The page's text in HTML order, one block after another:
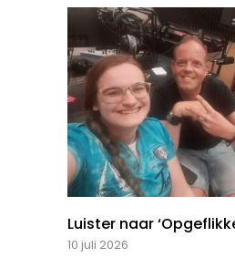
Luister naar
10 juli 2026